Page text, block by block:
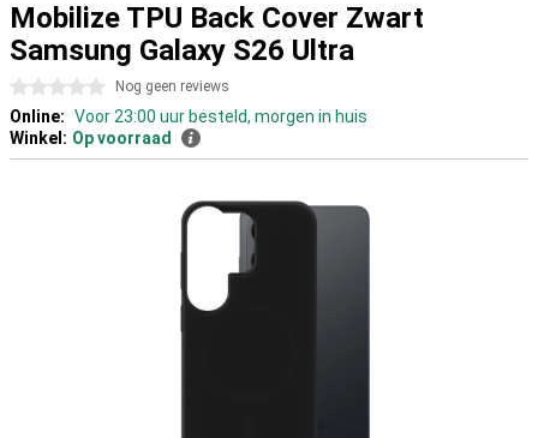
Mobilize TPU Back Cover Zwart
Samsung Galaxy S26 Ultra
0 sterren Nog geen reviews
Online: Voor 23:00 uur besteld, morgen in huis
Winkel: Op voorraad